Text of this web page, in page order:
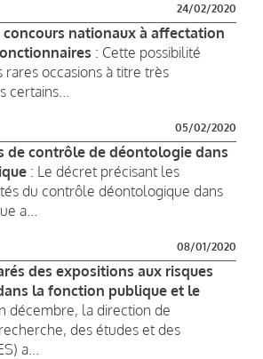
24/02/2020
nationaux à affectation
: Cette possibilité
rares occasions à titre très
05/02/2020
de contrôle de déontologie dans
: Le décret précisant les
du contrôle déontologique dans
a...
08/01/2020
des expositions aux risques
la fonction publique et le
décembre, la direction de
des études et des
a...